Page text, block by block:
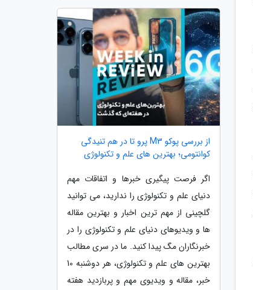
از بررسی پوکو M3 پرو تا در هم تنیدگی
کوانتومی؛ بهترین های علم و تکنولوژی
اگر فرصت پیگیری خبرها و اتفاقات مهم
دنیای علم و تکنولوژی را ندارید، می توانید
گلچینی از مهم ترین اخبار و بهترین مقاله
ها و ویدیوهای دنیای علم و تکنولوژی را در
خبرنگاران مگ پیدا کنید. ما در سری مطالب
بهترین های علم و تکنولوژی، هر دوشنبه 10
خبر، مقاله و ویدیوی مهم و پربازدید هفته